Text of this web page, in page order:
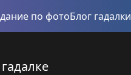
по фотоБлог гадалки